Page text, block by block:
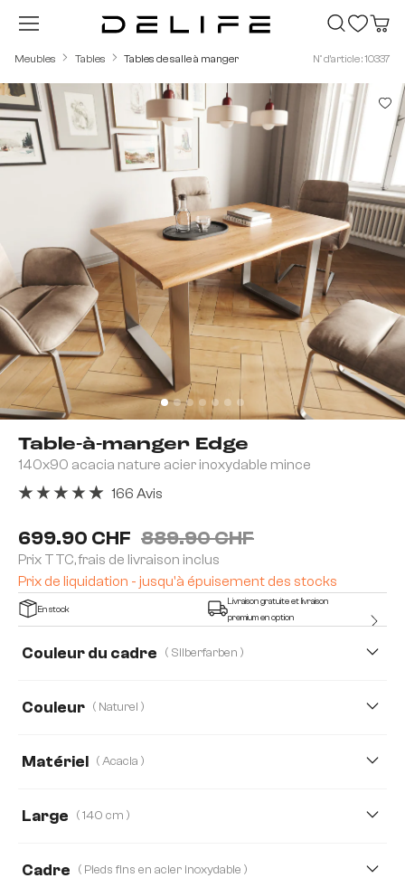
Passer au contenu principal
Meubles Tables Tables de salle à manger N° d'article : 10337
Table-à-manger Edge
140x90 acacia nature acier inoxydable mince
699.90 CHF 889.90 CHF
Prix TTC, frais de livraison inclus
Prix de liquidation - jusqu'à épuisement des stocks
166 Avis
En stock
Livraison gratuite et livraison
premium en option
Couleur du cadre ( Silberfarben )
Couleur ( Naturel )
Matériel ( Acacia )
Large ( 140 cm )
Cadre ( Pieds fins en acier inoxydable )
Ignorer la galerie d'images